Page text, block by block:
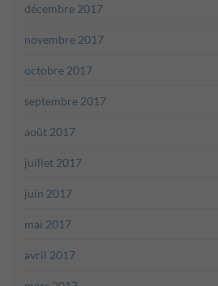
décembre 2017
novembre 2017
octobre 2017
septembre 2017
août 2017
juillet 2017
juin 2017
mai 2017
avril 2017